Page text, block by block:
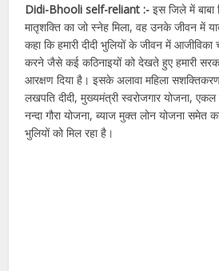
Didi-Bhooli self-reliant :-इस जिले में बाबा
मातृशक्ति का जो स्नेह मिला, वह उनके जीवन में
कहा कि हमारी दीदी भुलियों के जीवन में
करने जैसे कई कठिनाइयों को देखते हुए हमारी
आरक्षण दिया है। इसके अलावा महिला
लखपति दीदी, मुख्यमंत्री स्वरोजगार योजना,
नन्दा गौरा योजना, ब्याज मुक्त लोन योजना समेत
भुलियों को मिल रहा है।